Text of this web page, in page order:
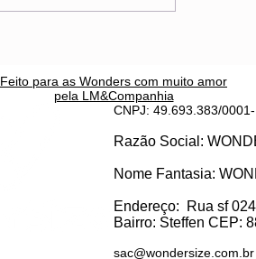
Feito para as Wonders com muito amor
pela LM&Companhia
CNPJ: 49.693.383/
Razão Social:
Nome Fantasia:
Endereço:
Rua sf
Bairro: Steffen CEP:
sac@wondersize.com.br